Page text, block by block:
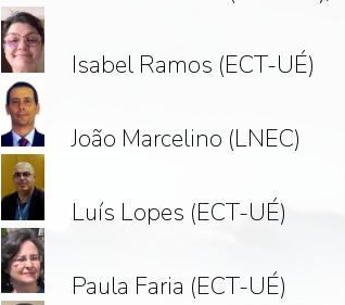
Isabel Ramos (ECT-UÉ)
João Marcelino (LNEC)
Luís Lopes (ECT-UÉ)
Paula Faria (ECT-UÉ)